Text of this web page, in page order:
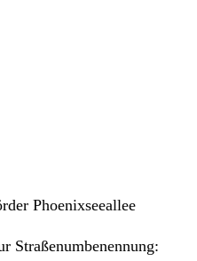
Phoenixseeallee
Straßenumbenennung: